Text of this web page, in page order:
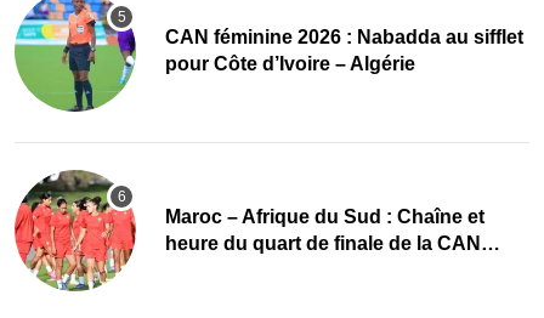
‎CAN féminine 2026 : Nabadda au sifflet
pour Côte d’Ivoire – Algérie
Maroc – Afrique du Sud : Chaîne et
heure du quart de finale de la CAN